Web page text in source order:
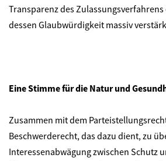
Transparenz des
dessen Glaubwürdigkeit massiv
Eine Stimme für die Natur und
Zusammen mit dem
Beschwerderecht, das dazu dient, zu
Interessenabwägung zwischen Schutz